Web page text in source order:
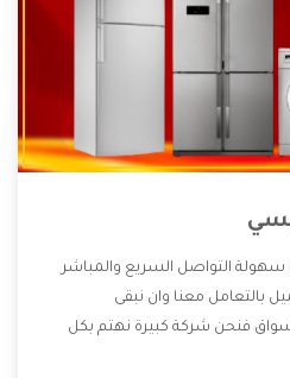
التواصل السريع والمباشر
بالتعامل معنا وان نبقى
فنحن شركة كبيرة نهتم بكل